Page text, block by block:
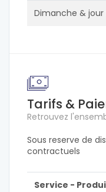
Dimanche & jour
Tarifs &
Retrouvez
Sous reserve de
contractuels
Service -